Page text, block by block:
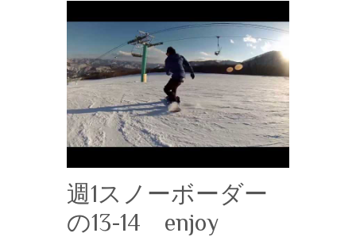
週1スノーボーダー
の13-14 enjoy